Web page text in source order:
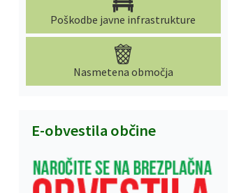
Poškodbe javne infrastrukture
Nasmetena območja
E-obvestila občine